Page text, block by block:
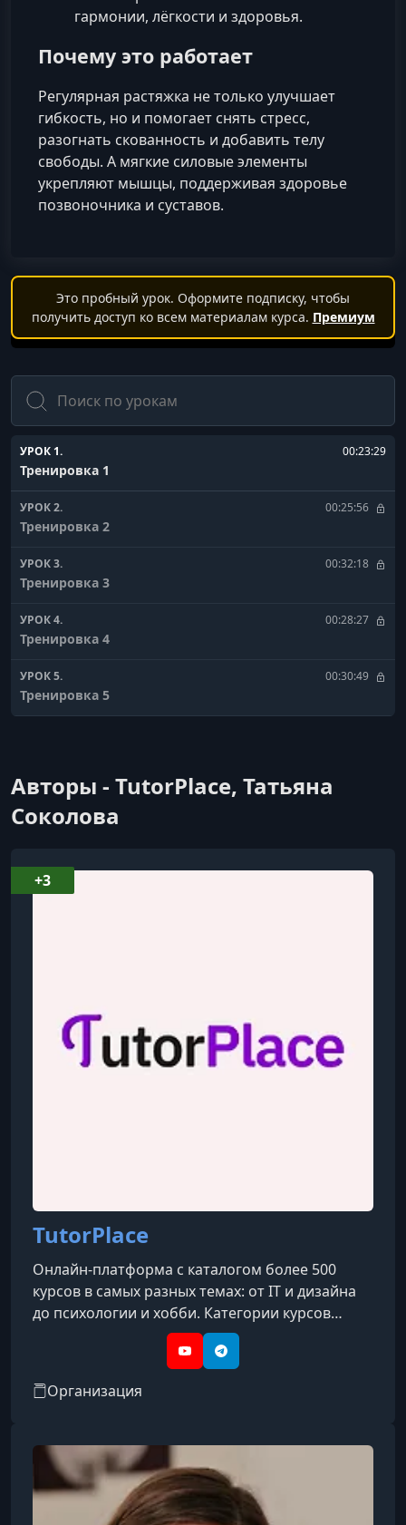
гармонии, лёгкости и здоровья.
Почему это работает
Регулярная растяжка не только улучшает
гибкость, но и помогает снять стресс,
разогнать скованность и добавить телу
свободы. А мягкие силовые элементы
укрепляют мышцы, поддерживая здоровье
позвоночника и суставов.
Это пробный урок. Оформите подписку, чтобы
получить доступ ко всем материалам курса. Премиум
Поиск
УРОК 1. 00:23:29
Тренировка 1
УРОК 2. 00:25:56
Тренировка 2
УРОК 3. 00:32:18
Тренировка 3
УРОК 4. 00:28:27
Тренировка 4
УРОК 5. 00:30:49
Тренировка 5
УРОК 7. 00:25:57
Тренировка 7
Тренировка 8
Авторы - TutorPlace, Татьяна
Соколова
TutorPlace
Онлайн-платформа с каталогом более 500
курсов в самых разных темах: от IT и дизайна
до психологии и хобби. Категории курсов
охватывают такие направления, как IT, бизнес,
дизайн, психология, творчество, блогинг, уход
YouTubeTelegram
Организация
+3